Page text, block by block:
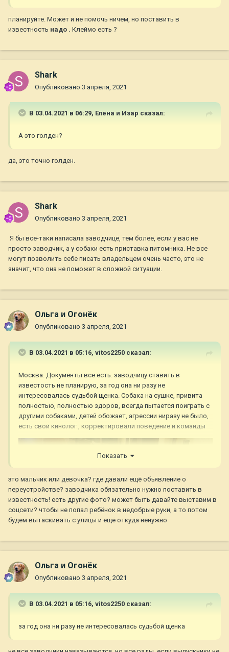
планируйте. Может и не помочь ничем, но поставить в
известность надо . Клеймо есть ?
Shark
Опубликовано 3 апреля, 2021
В 03.04.2021 в 06:29, Елена и Изар сказал:
А это голден?
да, это точно голден.
Shark
Опубликовано 3 апреля, 2021
Я бы все-таки написала заводчице, тем более, если у вас не
просто заводчик, а у собаки есть приставка питомника. Не все
могут позволить себе писать владельцем очень часто, это не
значит, что она не поможет в сложной ситуации.
Ольга и Огонёк
Опубликовано 3 апреля, 2021
В 03.04.2021 в 05:16, vitos2250 сказал:
Москва. Документы все есть. заводчицу ставить в
известость не планирую, за год она ни разу не
интересовалась судьбой щенка. Собака на сушке, привита
полностью, полностью здоров, всегда пытается поиграть с
другими собаками, детей обожает, агрессии ниразу не было,
есть свой кинолог , корректировали поведение и команды
Показать
это мальчик или девочка? где давали ещё объявление о
переустройстве? заводчика обязательно нужно поставить в
известность! есть другие фото? может быть давайте выставим в
соцсети? чтобы не попал ребёнок в недобрые руки, а то потом
будем вытаскивать с улицы и ещё откуда ненужно
Ольга и Огонёк
Опубликовано 3 апреля, 2021
В 03.04.2021 в 05:16, vitos2250 сказал:
за год она ни разу не интересовалась судьбой щенка